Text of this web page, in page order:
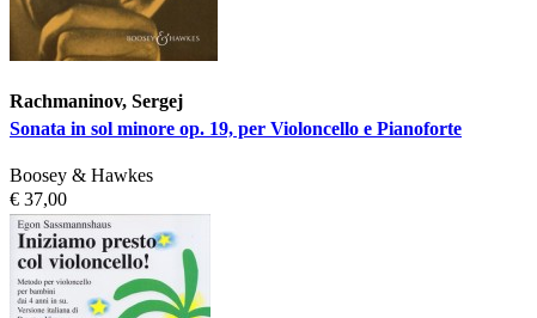
Rachmaninov, Sergej
Sonata in sol minore op. 19, per Violoncello e Pianoforte
Boosey & Hawkes
€ 37,00